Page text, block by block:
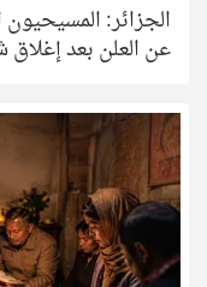
الجزائر: المسيحيون
عن العلن بعد